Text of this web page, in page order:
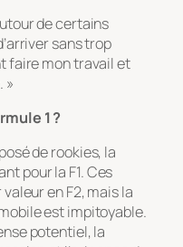
de certains
sans trop
faire mon travail et
»
1 ?
de rookies, la
pour la F1. Ces
en F2, mais la
est impitoyable.
potentiel, la